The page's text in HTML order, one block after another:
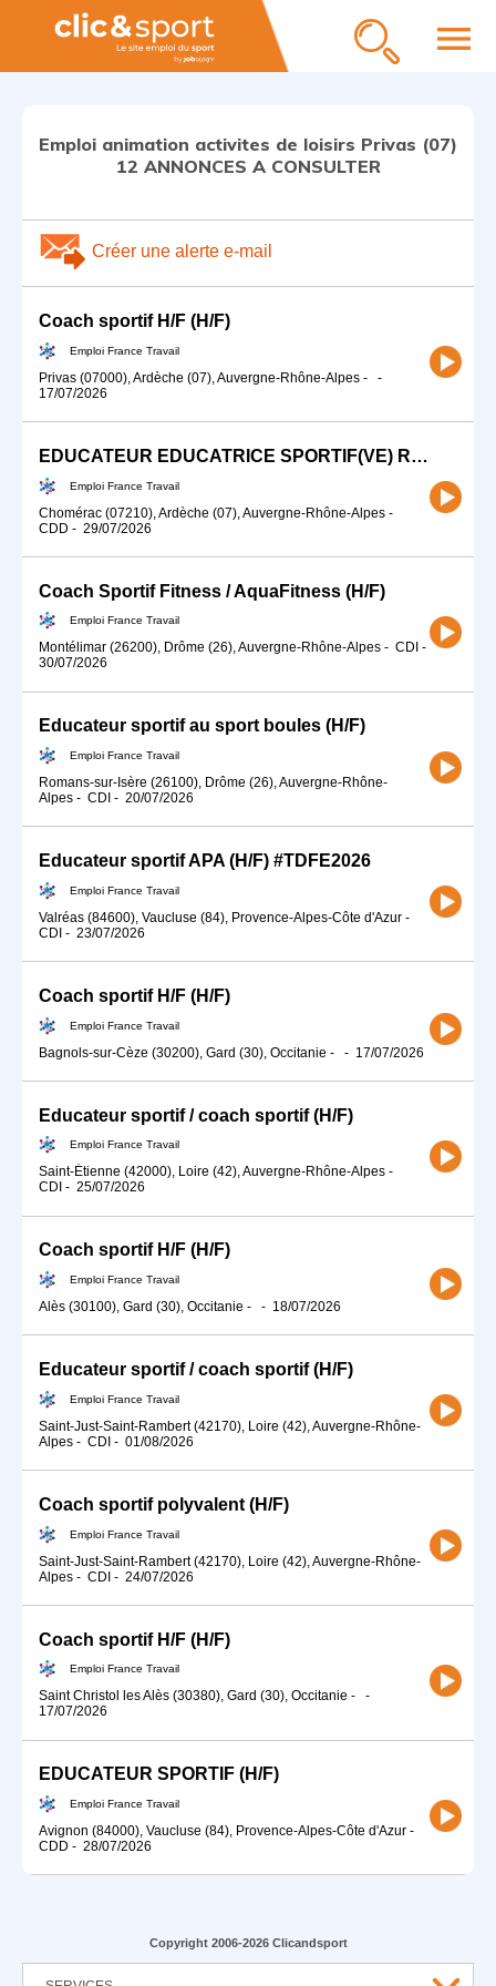
menu
Emploi animation activites de loisirs Privas (07)
12 ANNONCES A CONSULTER
Créer une alerte e-mail
Coach sportif H/F (H/F)
Emploi France Travail
Privas (07000), Ardèche (07), Auvergne-Rhône-Alpes -
-
17/07/2026
EDUCATEUR EDUCATRICE SPORTIF(VE) RUGBY (H/F)
Emploi France Travail
Chomérac (07210), Ardèche (07), Auvergne-Rhône-Alpes -
CDD - 29/07/2026
Coach Sportif Fitness / AquaFitness (H/F)
Emploi France Travail
Montélimar (26200), Drôme (26), Auvergne-Rhône-Alpes - CDI -
30/07/2026
Educateur sportif au sport boules (H/F)
Emploi France Travail
Romans-sur-Isère (26100), Drôme (26), Auvergne-Rhône-
Alpes - CDI - 20/07/2026
Educateur sportif APA (H/F) #TDFE2026
Emploi France Travail
Valréas (84600), Vaucluse (84), Provence-Alpes-Côte d'Azur -
CDI - 23/07/2026
Coach sportif H/F (H/F)
Emploi France Travail
Bagnols-sur-Cèze (30200), Gard (30), Occitanie - - 17/07/2026
Educateur sportif / coach sportif (H/F)
Emploi France Travail
Saint-Étienne (42000), Loire (42), Auvergne-Rhône-Alpes -
CDI - 25/07/2026
Coach sportif H/F (H/F)
Emploi France Travail
Alès (30100), Gard (30), Occitanie - - 18/07/2026
Educateur sportif / coach sportif (H/F)
Emploi France Travail
Saint-Just-Saint-Rambert (42170), Loire (42), Auvergne-Rhône-
Alpes - CDI - 01/08/2026
Coach sportif polyvalent (H/F)
Emploi France Travail
Saint-Just-Saint-Rambert (42170), Loire (42), Auvergne-Rhône-
Alpes - CDI - 24/07/2026
Coach sportif H/F (H/F)
Emploi France Travail
Saint Christol les Alès (30380), Gard (30), Occitanie -
-
17/07/2026
EDUCATEUR SPORTIF (H/F)
Emploi France Travail
Avignon (84000), Vaucluse (84), Provence-Alpes-Côte d'Azur -
CDD - 28/07/2026
Copyright 2006-2026 Clicandsport